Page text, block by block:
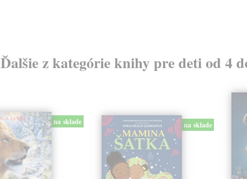
Ďalšie z kategórie knihy pre deti od 4
na sklade na sklade